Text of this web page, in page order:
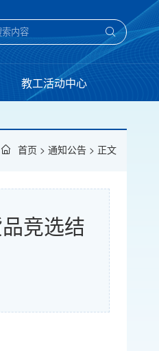
教工活动中心
首页 > 通知公告 > 正文
竞选结